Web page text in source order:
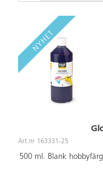
Art.nr 163331-25
500 ml. Blank